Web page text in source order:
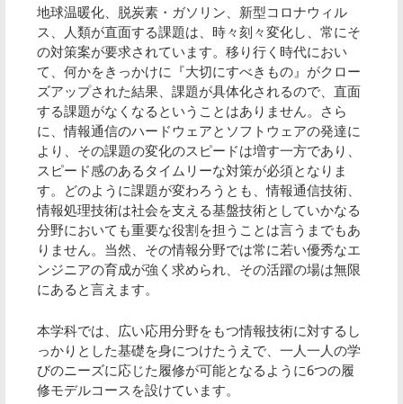
地球温暖化、脱炭素・ガソリン、新型コロナウィル
ス、人類が直面する課題は、時々刻々変化し、常にそ
の対策案が要求されています。移り行く時代におい
て、何かをきっかけに『大切にすべきもの』がクロー
ズアップされた結果、課題が具体化されるので、直面
する課題がなくなるということはありません。さら
に、情報通信のハードウェアとソフトウェアの発達に
より、その課題の変化のスピードは増す一方であり、
スピード感のあるタイムリーな対策が必須となりま
す。どのように課題が変わろうとも、情報通信技術、
情報処理技術は社会を支える基盤技術としていかなる
分野においても重要な役割を担うことは言うまでもあ
りません。当然、その情報分野では常に若い優秀なエ
ンジニアの育成が強く求められ、その活躍の場は無限
にあると言えます。
本学科では、広い応用分野をもつ情報技術に対するし
っかりとした基礎を身につけたうえで、一人一人の学
びのニーズに応じた履修が可能となるように6つの履
修モデルコースを設けています。